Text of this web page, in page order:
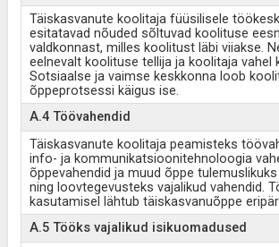
Täiskasvanute koolitaja füüsilisele
esitatavad nõuded sõltuvad koolituse
valdkonnast, milles koolitust läbi viiakse.
eelnevalt koolituse tellija ja koolitaja vahel
Sotsiaalse ja vaimse keskkonna loob
õppeprotsessi käigus ise.
A.4 Töövahendid
Täiskasvanute koolitaja peamisteks
info- ja kommunikatsioonitehnoloogia
õppevahendid ja muud õppe
ning loovtegevusteks vajalikud vahendid.
kasutamisel lähtub täiskasvanuõppe
A.5 Tööks vajalikud isikuomadused